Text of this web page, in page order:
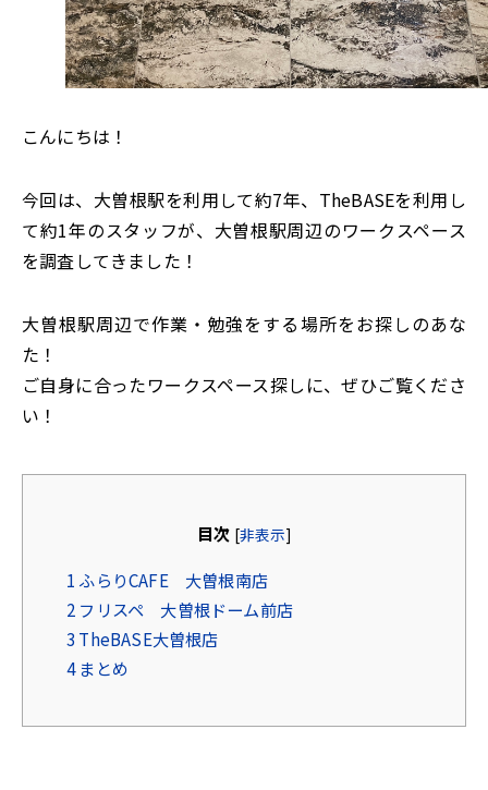
こんにちは！
今回は、大曽根駅を利用して約7年、TheBASEを利用し
て約1年のスタッフが、大曽根駅周辺のワークスペース
を調査してきました！
大曽根駅周辺で作業・勉強をする場所をお探しのあな
た！
ご自身に合ったワークスペース探しに、ぜひご覧くださ
い！
目次 [非表示]
1 ふらりCAFE 大曽根南店
2 フリスペ 大曽根ドーム前店
3 TheBASE大曽根店
4まとめ